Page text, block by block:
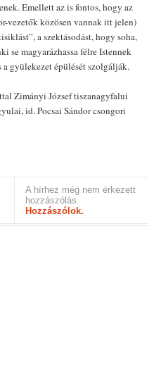
Emellett az is fontos, hogy az
vezetők közösen vannak itt jelen)
a szektásodást, hogy soha,
se magyarázhassa félre Istennek
gyülekezet épülését szolgálják.
Zimányi József tiszanagyfalui
id. Pocsai Sándor csongori
A hírhez még nem érkezett
hozzászólás.
Hozzászólok.